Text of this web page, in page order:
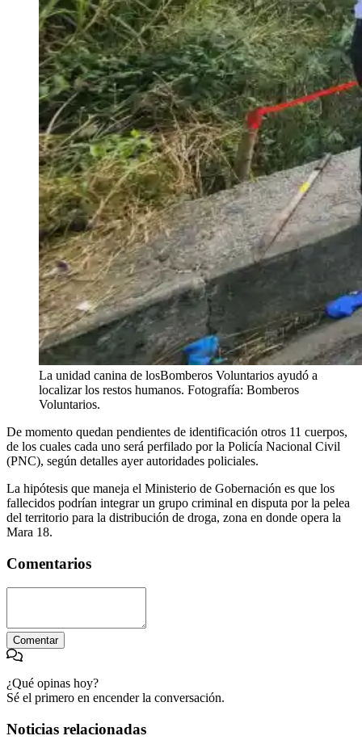
La unidad canina de losBomberos Voluntarios ayudó a
localizar los restos humanos. Fotografía: Bomberos
Voluntarios.
De momento quedan pendientes de identificación otros 11 cuerpos,
de los cuales cada uno será perfilado por la Policía Nacional Civil
(PNC), según detalles ayer autoridades policiales.
La hipótesis que maneja el Ministerio de Gobernación es que los
fallecidos podrían integrar un grupo criminal en disputa por la pelea
del territorio para la distribución de droga, zona en donde opera la
Mara 18.
Comentarios
Comentar
¿Qué opinas hoy?
Sé el primero en encender la conversación.
Noticias relacionadas